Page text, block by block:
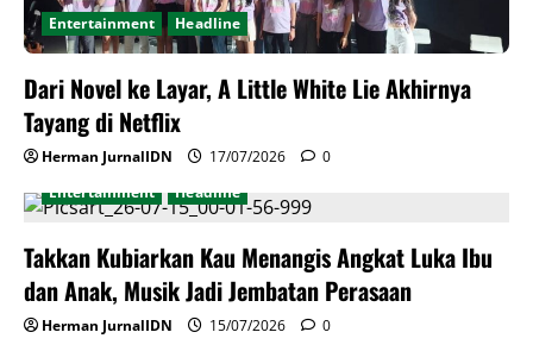
Entertainment Headline
Dari Novel ke Layar, A Little White Lie Akhirnya
Tayang di Netflix
Herman JurnalIDN 17/07/2026
0
Entertainment
Headline
Takkan Kubiarkan Kau Menangis Angkat Luka Ibu
dan Anak, Musik Jadi Jembatan Perasaan
Herman JurnalIDN 15/07/2026
0